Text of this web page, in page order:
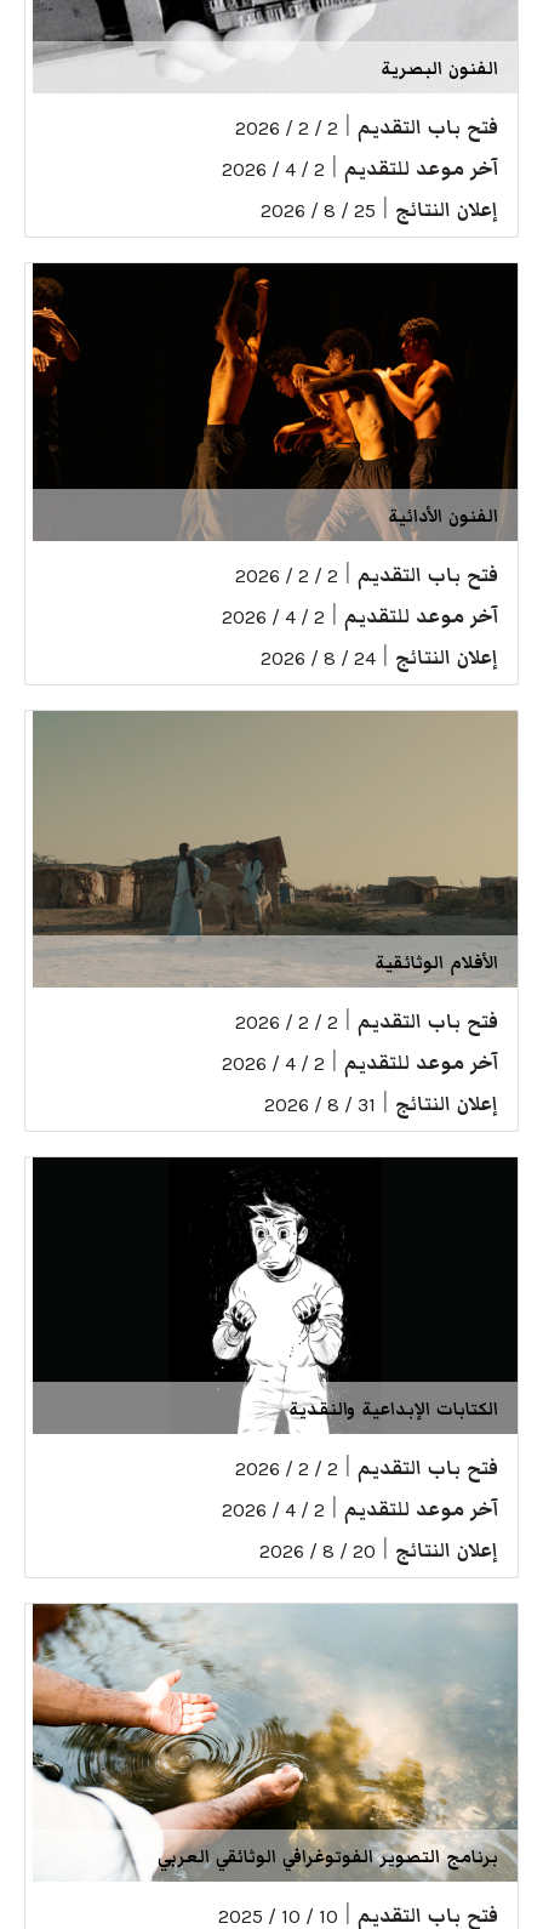
الفنون البصرية
فتح باب التقديم 2 / 2 / 2026
آخر موعد للتقديم 2 / 4 / 2026
إعلان النتائج 25 / 8 / 2026
الفنون الأدائية
فتح باب التقديم 2 / 2 / 2026
آخر موعد للتقديم 2 / 4 / 2026
إعلان النتائج 24 / 8 / 2026
الأفلام الوثائقية
فتح باب التقديم 2 / 2 / 2026
آخر موعد للتقديم 2 / 4 / 2026
إعلان النتائج 31 / 8 / 2026
الكتابات الإبداعية والنقدية
فتح باب التقديم 2 / 2 / 2026
آخر موعد للتقديم 2 / 4 / 2026
إعلان النتائج 20 / 8 / 2026
برنامج التصوير الفوتوغرافي الوثائقي العربي
فتح باب التقديم 10 / 10 / 2025